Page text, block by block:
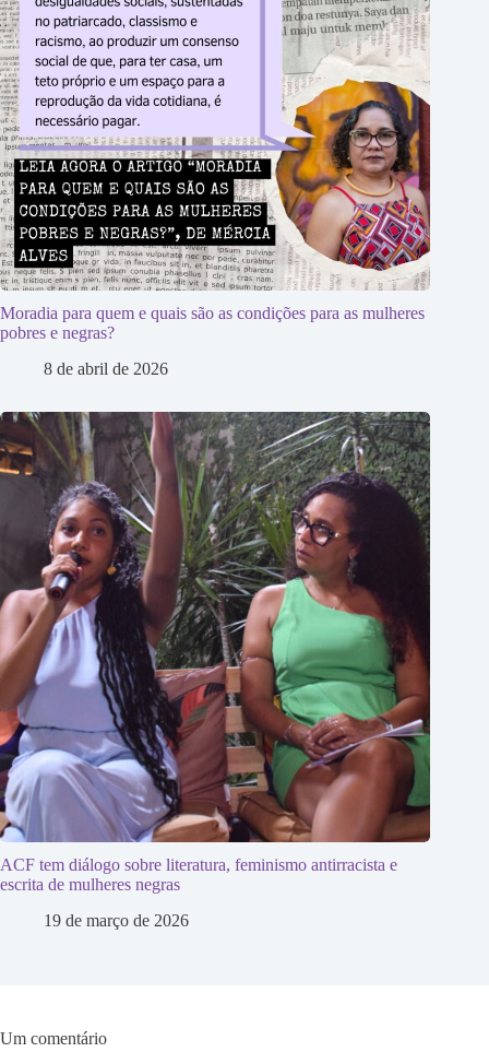
Moradia para quem e quais são as condições para as mulheres
pobres e negras?
8 de abril de 2026
ACF tem diálogo sobre literatura, feminismo antirracista e
escrita de mulheres negras
19 de março de 2026
Um comentário